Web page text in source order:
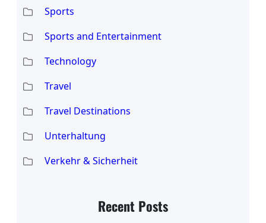
Sports
Sports and Entertainment
Technology
Travel
Travel Destinations
Unterhaltung
Verkehr & Sicherheit
Recent Posts